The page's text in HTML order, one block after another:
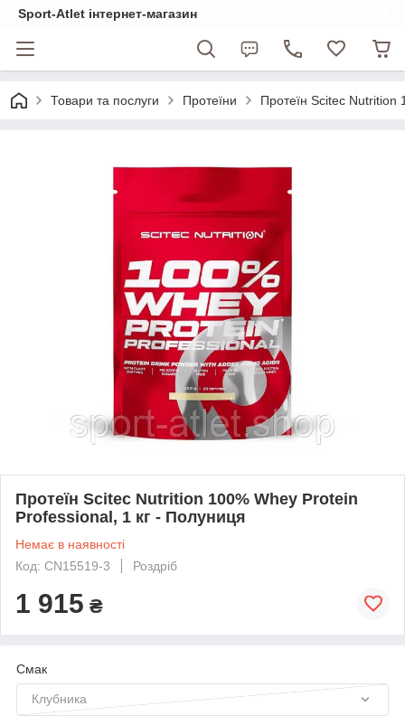
Sport-Atlet інтернет-магазин
Товари та послуги Протеїни Протеїн Scitec Nutrition
Протеїн Scitec Nutrition 100% Whey Protein
Professional, 1 кг - Полуниця
Немає в наявності
Код: CN15519-3
Роздріб
1 915 ₴
Смак
Клубника